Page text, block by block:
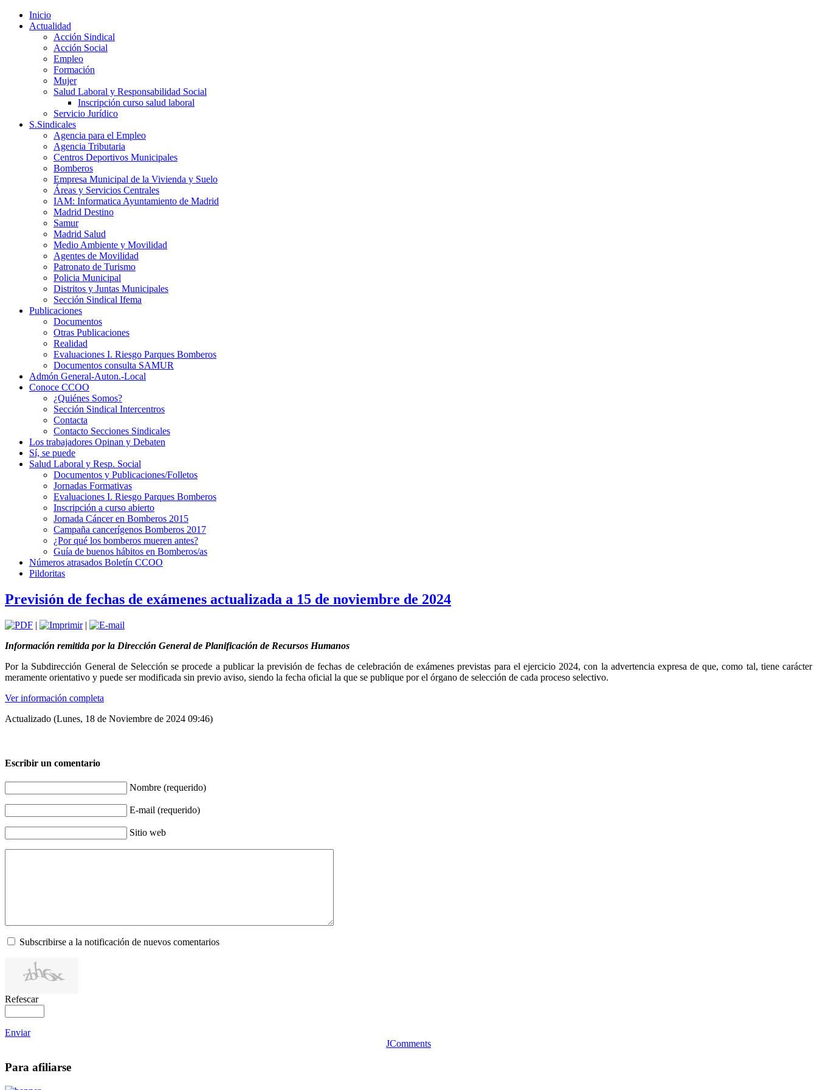
Inicio
Actualidad
Acción Sindical
Acción Social
Empleo
Formación
Mujer
Salud Laboral y Responsabilidad Social
Inscripción curso salud laboral
Servicio Jurídico
S.Sindicales
Agencia para el Empleo
Agencia Tributaria
Centros Deportivos Municipales
Bomberos
Empresa Municipal de la Vivienda y Suelo
Áreas y Servicios Centrales
IAM: Informatica Ayuntamiento de Madrid
Madrid Destino
Samur
Madrid Salud
Medio Ambiente y Movilidad
Agentes de Movilidad
Patronato de Turismo
Policia Municipal
Distritos y Juntas Municipales
Sección Sindical Ifema
Publicaciones
Documentos
Otras Publicaciones
Realidad
Evaluaciones I. Riesgo Parques Bomberos
Documentos consulta SAMUR
Admón General-Auton.-Local
Conoce CCOO
¿Quiénes Somos?
Sección Sindical Intercentros
Contacta
Contacto Secciones Sindicales
Los trabajadores Opinan y Debaten
Sí, se puede
Salud Laboral y Resp. Social
Documentos y Publicaciones/Folletos
Jornadas Formativas
Evaluaciones I. Riesgo Parques Bomberos
Inscripción a curso abierto
Jornada Cáncer en Bomberos 2015
Campaña cancerígenos Bomberos 2017
¿Por qué los bomberos mueren antes?
Guía de buenos hábitos en Bomberos/as
Números atrasados Boletín CCOO
Pildoritas
Previsión de fechas de exámenes actualizada a 15 de noviembre de 2024
|
|
Información remitida por la Dirección General de Planificación de Recursos Humanos
Por la Subdirección General de Selección se procede a publicar la previsión de fechas de celebración de exámenes previstas para el ejercicio 2024, con la advertencia expresa de que, como tal, tiene carácter
meramente orientativo y puede ser modificada sin previo aviso, siendo la fecha oficial la que se publique por el órgano de selección de cada proceso selectivo.
Ver información completa
Actualizado (Lunes, 18 de Noviembre de 2024 09:46)
Escribir un comentario
Nombre (requerido)
E-mail (requerido)
Sitio web
Subscribirse a la notificación de nuevos comentarios
Refescar
Enviar
JComments
Para afiliarse